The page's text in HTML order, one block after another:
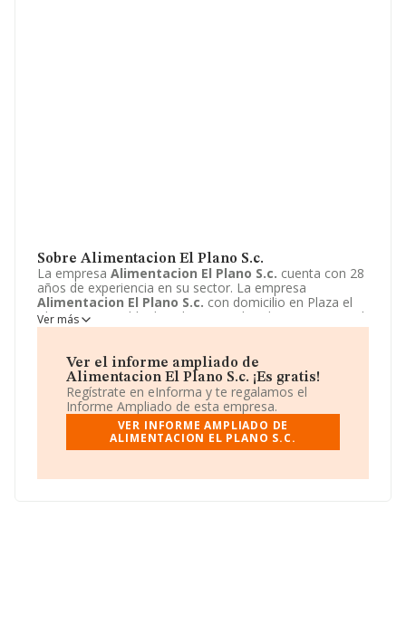
Sobre Alimentacion El Plano S.c.
La empresa Alimentacion El Plano S.c. cuenta con 28
años de experiencia en su sector. La empresa
Alimentacion El Plano S.c. con domicilio en Plaza el
Plano, 1, Lapuebla de Labarca, Araba/alava. Su principal
actividad CNAE es 4711 - Comercio al por menor no
alimenticios, bebidas y tabaco. La empresa
Alimentacion El Plano S.c.está inscrita como
Sociedad civil.
Ver más
Ver el informe ampliado de
Alimentacion El Plano S.c. ¡Es gratis!
Regístrate en eInforma y te regalamos el
Informe Ampliado de esta empresa.
VER INFORME AMPLIADO DE
ALIMENTACION EL PLANO S.C.